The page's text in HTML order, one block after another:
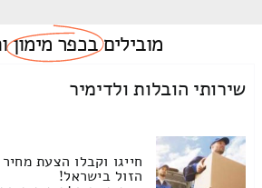
מוביליםבכפר מימון
שירותי הובלות ולדימיר
חייגו וקבלו הצעת
הזול בישראל!